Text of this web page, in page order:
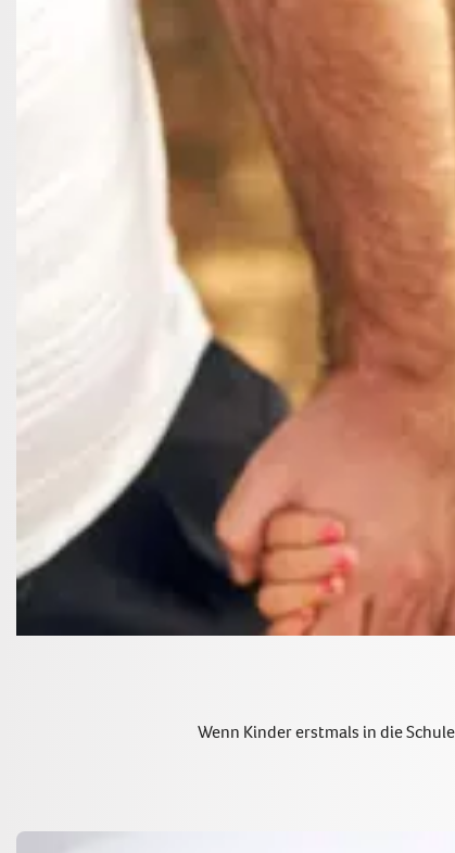
Wenn Kinder erstmals in die